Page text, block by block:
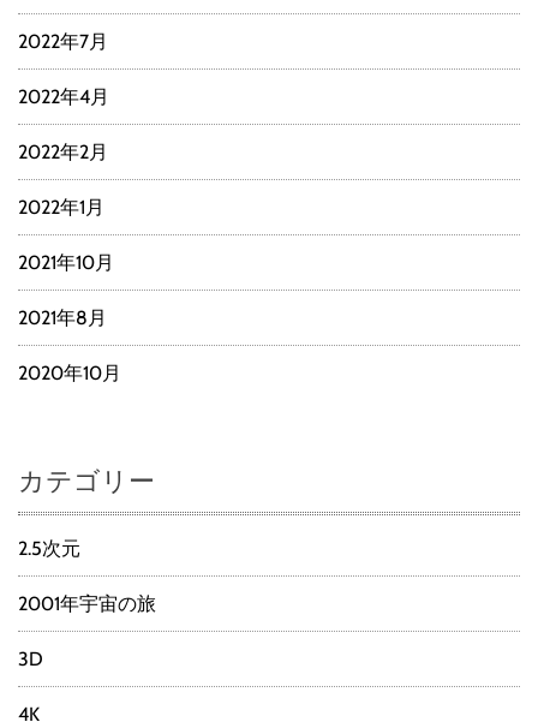
2022年7月
2022年4月
2022年2月
2022年1月
2021年10月
2021年8月
2020年10月
カテゴリー
2.5次元
2001年宇宙の旅
3D
4K